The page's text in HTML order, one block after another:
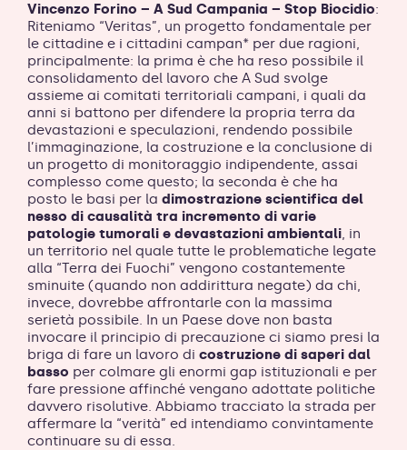
Vincenzo Forino – A Sud Campania – Stop Biocidio:
Riteniamo “Veritas”, un progetto fondamentale per
le cittadine e i cittadini campan* per due ragioni,
principalmente: la prima è che ha reso possibile il
consolidamento del lavoro che A Sud svolge
assieme ai comitati territoriali campani, i quali da
anni si battono per difendere la propria terra da
devastazioni e speculazioni, rendendo possibile
l’immaginazione, la costruzione e la conclusione di
un progetto di monitoraggio indipendente, assai
complesso come questo; la seconda è che ha
posto le basi per la dimostrazione scientifica del
nesso di causalità tra incremento di varie
patologie tumorali e devastazioni ambientali, in
un territorio nel quale tutte le problematiche legate
alla “Terra dei Fuochi” vengono costantemente
sminuite (quando non addirittura negate) da chi,
invece, dovrebbe affrontarle con la massima
serietà possibile. In un Paese dove non basta
invocare il principio di precauzione ci siamo presi la
briga di fare un lavoro di costruzione di saperi dal
basso per colmare gli enormi gap istituzionali e per
fare pressione affinché vengano adottate politiche
davvero risolutive. Abbiamo tracciato la strada per
affermare la “verità” ed intendiamo convintamente
continuare su di essa.